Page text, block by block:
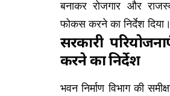
बनाकर रोजगार और
फोकस करने का निर्देश दिया।
सरकारी
करने का निर्देश
भवन निर्माण विभाग की